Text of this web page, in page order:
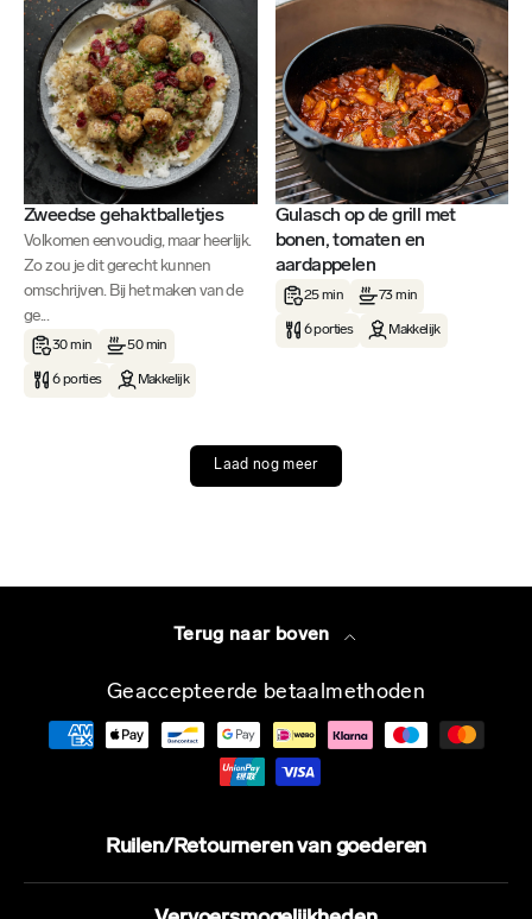
Zweedse gehaktballetjes
Volkomen eenvoudig, maar heerlijk.
Zo zou je dit gerecht kunnen
omschrijven. Bij het maken van de
ge...
30 min 50 min
6 porties Makkelijk
Gulasch op de grill met
bonen, tomaten en
aardappelen
25 min 73 min
6 porties Makkelijk
Laad nog meer
Terug naar boven
Geaccepteerde betaalmethoden
Ruilen/Retourneren van goederen